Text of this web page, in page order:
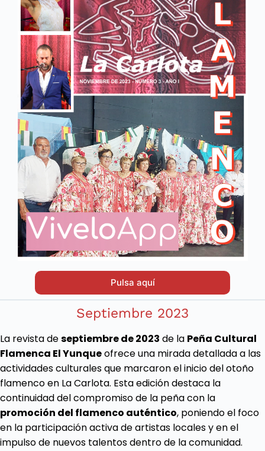
Pulsa aquí
Septiembre 2023
La revista deseptiembre de 2023 de la Peña Cultural
Flamenca El Yunqueofrece una mirada detallada a las
actividades culturales que marcaron el inicio del otoño
flamenco en La Carlota. Esta edición destaca la
continuidad del compromiso de la peña con la
promoción del flamenco auténtico, poniendo el foco
en la participación activa de artistas locales y en el
impulso de nuevos talentos dentro de la comunidad.